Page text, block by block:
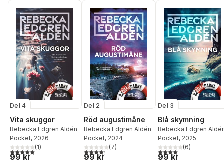
Del 4
Vita skuggor
Rebecka Edgren Aldén
Pocket, 2026
5,0utav 5 stjärnor. Totalt antal röster:
(1)
99 kr
Del 2
Röd augustimåne
Rebecka Edgren Aldén
Pocket, 2024
4,3utav 5 stjärnor. Totalt antal röster:
(7)
99 kr
Del 3
Blå skymning
Rebecka Edgren
Pocket, 2025
4,0utav 5 stjärnor.
(6)
99 kr